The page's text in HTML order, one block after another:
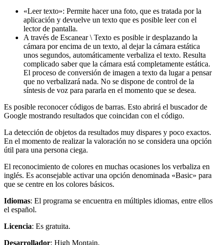
«Leer texto»: Permite hacer una foto, que es tratada por la
aplicación y devuelve un texto que es posible leer con el
lector de pantalla.
A través de Escanear \ Texto es posible ir desplazando la
cámara por encima de un texto, al dejar la cámara estática
unos segundos, automáticamente verbaliza el texto. Resulta
complicado saber que la cámara está completamente estática.
El proceso de conversión de imagen a texto da lugar a pensar
que no verbalizará nada. No se dispone de control de la
síntesis de voz para pararla en el momento que se desea.
Es posible reconocer códigos de barras. Esto abrirá el buscador de
Google mostrando resultados que coincidan con el código.
La detección de objetos da resultados muy dispares y poco exactos.
En el momento de realizar la valoración no se considera una opción
útil para una persona ciega.
El reconocimiento de colores en muchas ocasiones los verbaliza en
inglés. Es aconsejable activar una opción denominada «Basic» para
que se centre en los colores básicos.
Idiomas: El programa se encuentra en múltiples idiomas, entre ellos
el español.
Licencia: Es gratuita.
Desarrollador: High Montain.